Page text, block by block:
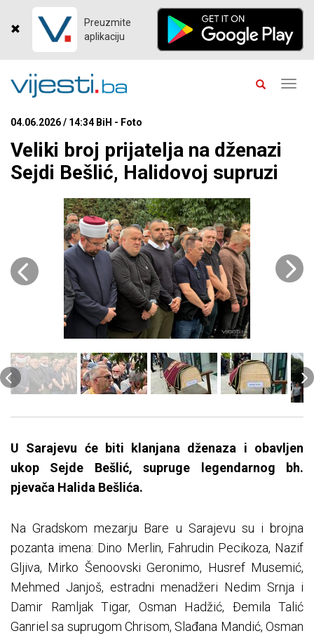
Preuzmite
aplikaciju
04.06.2026 / 14:34 BiH - Foto
Veliki broj prijatelja na dženazi
Sejdi Bešlić, Halidovoj supruzi
U Sarajevu će biti klanjana dženaza i obavljen
ukop Sejde Bešlić, supruge legendarnog bh.
pjevača Halida Bešlića.
Na Gradskom mezarju Bare u Sarajevu su i brojna
pozanta imena: Dino Merlin, Fahrudin Pecikoza, Nazif
Gljiva, Mirko Šenoovski Geronimo, Husref Musemić,
Mehmed Janjoš, estradni menadžeri Nedim Srnja i
Damir Ramljak Tigar, Osman Hadžić, Đemila Talić
Ganriel sa suprugom Chrisom, Slađana Mandić, Osman